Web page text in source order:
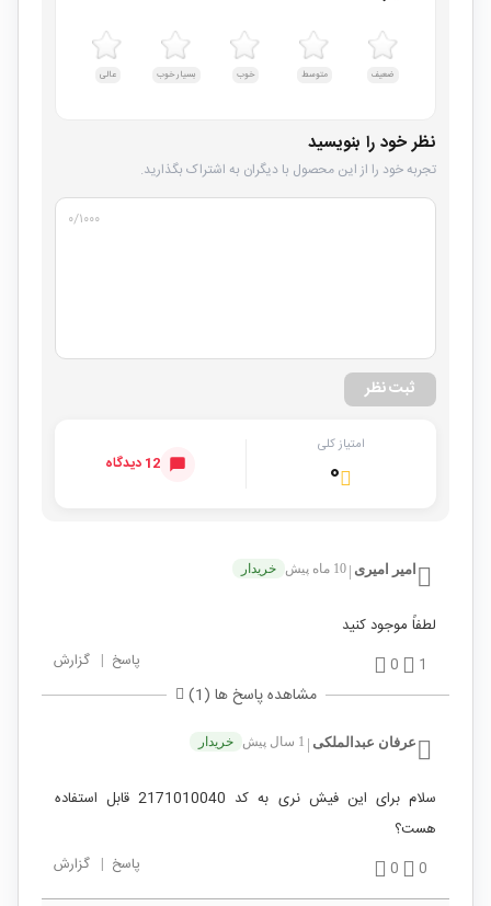
ضعیف متوسط خوب بسیار خوب عالی
نظر خود را بنویسید
تجربه خود را از این محصول با دیگران به اشتراک بگذارید.
۰/۱۰۰۰
ثبت نظر
امتیاز کلی
۰ 12 دیدگاه
امیر امیری 10 ماه پیش خریدار
لطفاً موجود کنید
1
0 پاسخ | گزارش
مشاهده پاسخ ها (1)
عرفان عبدالملکی 1 سال پیش خریدار
سلام برای این فیش نری به کد 2171010040 قابل استفاده
هست؟
0
0 پاسخ | گزارش